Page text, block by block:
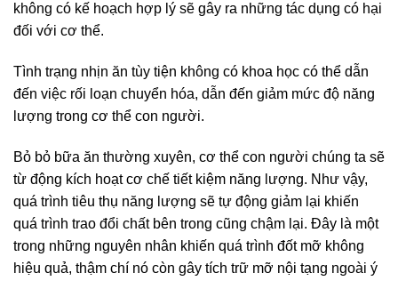
không có kế hoạch hợp lý sẽ gây ra những tác dụng có hại
đối với cơ thể.
Tình trạng nhịn ăn tùy tiện không có khoa học có thể dẫn
đến việc rối loạn chuyển hóa, dẫn đến giảm mức độ năng
lượng trong cơ thể con người.
Bỏ bỏ bữa ăn thường xuyên, cơ thể con người chúng ta sẽ
từ động kích hoạt cơ chế tiết kiệm năng lượng. Như vậy,
quá trình tiêu thụ năng lượng sẽ tự động giảm lại khiến
quá trình trao đổi chất bên trong cũng chậm lại. Đây là một
trong những nguyên nhân khiến quá trình đốt mỡ không
hiệu quả, thậm chí nó còn gây tích trữ mỡ nội tạng ngoài ý